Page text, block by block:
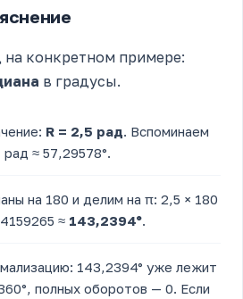
на конкретном примере:
в градусы.
R = 2,5 рад
. Вспоминаем
≈ 57,29578°.
на 180 и делим на π: 2,5 × 180
≈ 143,2394°.
143,2394° уже лежит
полных оборотов — 0. Если